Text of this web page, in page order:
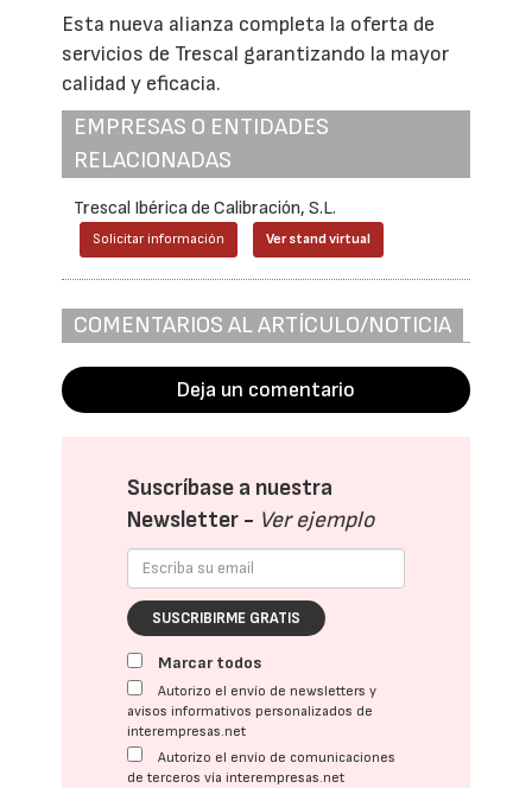
Esta nueva alianza completa la oferta de
servicios de Trescal garantizando la mayor
calidad y eficacia.
EMPRESAS O ENTIDADES
RELACIONADAS
Trescal Ibérica de Calibración, S.L.
Solicitar información Ver stand virtual
COMENTARIOS AL ARTÍCULO/NOTICIA
Deja un comentario
Suscríbase a nuestra
Newsletter - Ver ejemplo
SUSCRIBIRME GRATIS
Marcar todos
Autorizo el envío de newsletters y
avisos informativos personalizados de
interempresas.net
Autorizo el envío de comunicaciones
de terceros vía interempresas.net